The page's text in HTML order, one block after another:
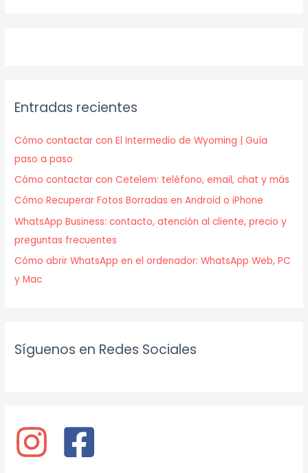
Entradas recientes
Cómo contactar con El Intermedio de Wyoming | Guía
paso a paso
Cómo contactar con Cetelem: teléfono, email, chat y más
Cómo Recuperar Fotos Borradas en Android o iPhone
WhatsApp Business: contacto, atención al cliente, precio y
preguntas frecuentes
Cómo abrir WhatsApp en el ordenador: WhatsApp Web, PC
y Mac
Síguenos en Redes Sociales